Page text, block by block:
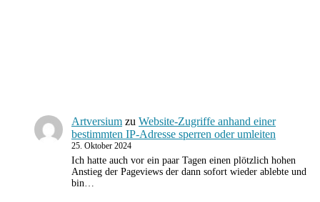
Artversium zu Website-Zugriffe anhand einer
bestimmten IP-Adresse sperren oder umleiten
25. Oktober 2024
Ich hatte auch vor ein paar Tagen einen plötzlich hohen
Anstieg der Pageviews der dann sofort wieder ablebte und
bin…